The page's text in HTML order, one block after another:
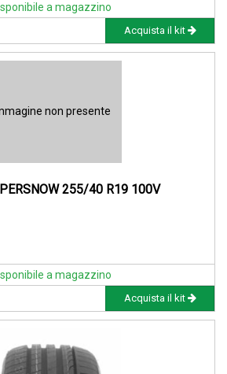
a magazzino
Acquista il kit
non presente
255/40 R19 100V
a magazzino
Acquista il kit